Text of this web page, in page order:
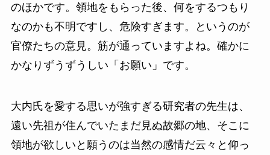
のほかです。領地をもらった後、何をするつもり
なのかも不明ですし、危険すぎます。というのが
官僚たちの意見。筋が通っていますよね。確かに
かなりずうずうしい「お願い」です。
大内氏を愛する思いが強すぎる研究者の先生は、
遠い先祖が住んでいたまだ見ぬ故郷の地、そこに
領地が欲しいと願うのは当然の感情だ云々と仰っ